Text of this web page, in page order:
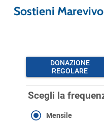
Sostieni Marevivo